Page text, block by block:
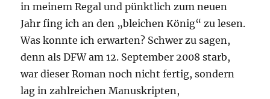
in meinem Regal und pünktlich zum neuen
Jahr fing ich an den „bleichen König“ zu lesen.
Was konnte ich erwarten? Schwer zu sagen,
denn als DFW am 12. September 2008 starb,
war dieser Roman noch nicht fertig, sondern
lag in zahlreichen Manuskripten,